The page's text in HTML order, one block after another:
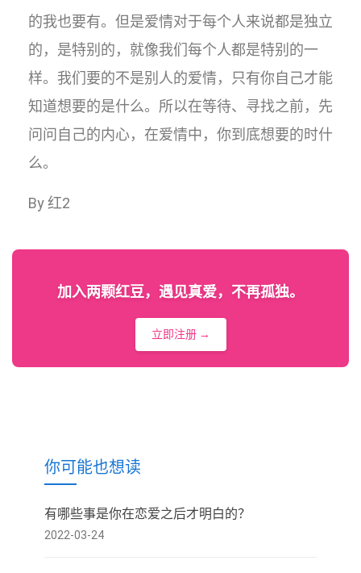
的我也要有。但是爱情对于每个人来说都是独立
的，是特别的，就像我们每个人都是特别的一
样。我们要的不是别人的爱情，只有你自己才能
知道想要的是什么。所以在等待、寻找之前，先
问问自己的内心，在爱情中，你到底想要的时什
么。
By 红2
加入两颗红豆，遇见真爱，不再孤独。
立即注册 →
你可能也想读
有哪些事是你在恋爱之后才明白的？
2022-03-24